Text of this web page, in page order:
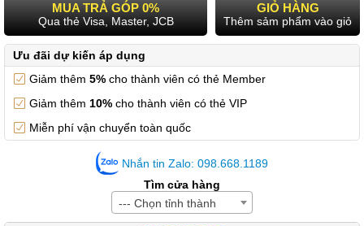
MUA TRẢ GÓP 0%
Qua thẻ Visa, Master, JCB
GIỎ HÀNG
Thêm sảm phẩm vào giỏ
Ưu đãi dự kiến áp dụng
Giảm thêm 5% cho thành viên có thẻ Member
Giảm thêm 10% cho thành viên có thẻ VIP
Miễn phí vận chuyển toàn quốc
Nhắn tin Zalo: 098.668.1189
Tìm cửa hàng
--- Chọn tỉnh thành